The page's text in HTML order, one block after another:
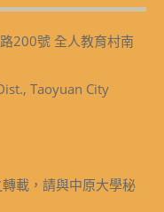
200號 全人教育村南
Taoyuan City
載，請與中原大學秘